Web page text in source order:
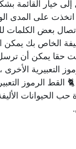
إلى خيار القائمة
اتخذت على المدى
بعض الكلمات
الخاص بك يمكن
حقا يمكن أن
التعبيرية
🐈 القط الرموز
الحيوانات